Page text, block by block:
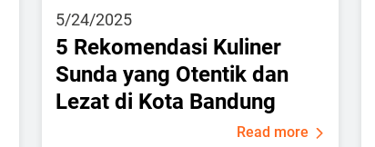
5/24/2025
5 Rekomendasi Kuliner
Sunda yang Otentik dan
Lezat di Kota Bandung
Read more